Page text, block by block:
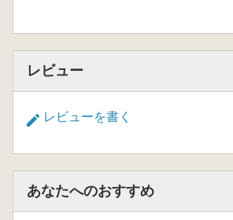
池田 淳 近世後期における年
巳野家を事例として
石田成年 天理軽便鉄道木戸池築
兵庫県西宮市所在の指定天然記念
レビュー
レビューを書く
あなたへのおすすめ